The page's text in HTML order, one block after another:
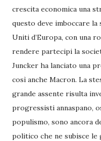
crescita economica una
questo deve imboccare
Uniti d’Europa, con una
rendere partecipi la
Juncker ha lanciato una
così anche Macron. La
grande assente risulta
progressisti annaspano,
populismo, sono ancora
politico che ne subisce